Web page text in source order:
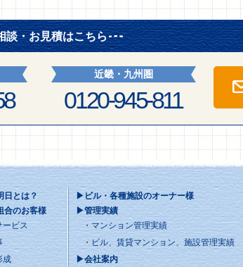
談・お見積はこちら
近畿・九州圏
0120-945-811
とは？
合のお客様
ービス
成
▶ビル・各種施設のオーナー様
▶管理実績
マンション管理実績
ビル、賃貸マンション、施設管理実績
▶会社案内